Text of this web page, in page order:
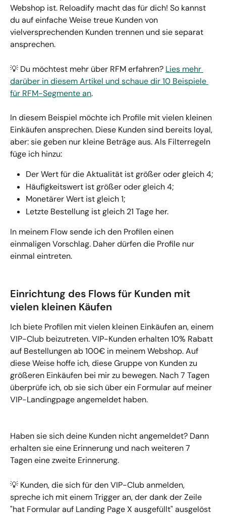
Webshop ist. Reloadify macht das für dich! So kannst
du auf einfache Weise treue Kunden von
vielversprechenden Kunden trennen und sie separat
ansprechen.
💡 Du möchtest mehr über RFM erfahren? Lies mehr
darüber in diesem Artikel und schaue dir 10 Beispiele
für RFM-Segmente an.
In diesem Beispiel möchte ich Profile mit vielen kleinen
Einkäufen ansprechen. Diese Kunden sind bereits loyal,
aber: sie geben nur kleine Beträge aus. Als Filterregeln
füge ich hinzu:
Der Wert für die Aktualität ist größer oder gleich 4;
Häufigkeitswert ist größer oder gleich 4;
Monetärer Wert ist gleich 1;
Letzte Bestellung ist gleich 21 Tage her.
In meinem Flow sende ich den Profilen einen
einmaligen Vorschlag. Daher dürfen die Profile nur
einmal eintreten.
Einrichtung des Flows für Kunden mit
vielen kleinen Käufen
Ich biete Profilen mit vielen kleinen Einkäufen an, einem
VIP-Club beizutreten. VIP-Kunden erhalten 10% Rabatt
auf Bestellungen ab 100€ in meinem Webshop. Auf
diese Weise hoffe ich, diese Gruppe von Kunden zu
größeren Einkäufen bei mir zu bewegen. Nach 7 Tagen
überprüfe ich, ob sie sich über ein Formular auf meiner
VIP-Landingpage angemeldet haben.
Haben sie sich deine Kunden nicht angemeldet? Dann
erhalten sie eine Erinnerung und nach weiteren 7
Tagen eine zweite Erinnerung.
💡 Kunden, die sich für den VIP-Club anmelden,
spreche ich mit einem Trigger an, der dank der Zeile
"hat Formular auf Landing Page X ausgefüllt" ausgelöst